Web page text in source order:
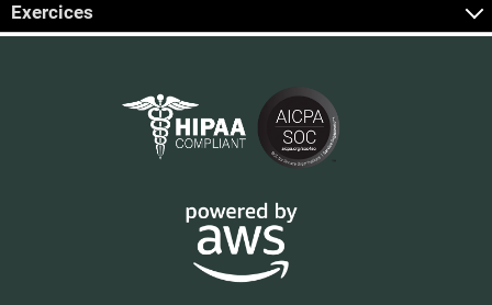
Exercices